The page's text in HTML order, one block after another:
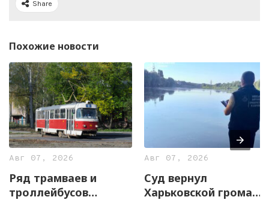
Share
Похожие новости
Авг 07, 2026
Ряд трамваев и
троллейбусов
Авг 07, 2026
Суд вернул
Харьковской громаде